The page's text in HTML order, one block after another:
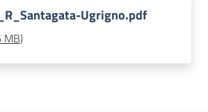
Ugrigno.pdf
MB)